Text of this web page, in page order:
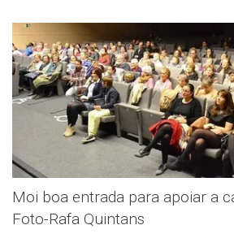
Moi boa entrada para apoiar a
Foto-Rafa Quintans